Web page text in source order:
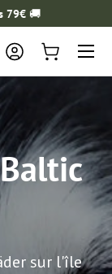
79€ 🚚
Se connecter
Panier
Menu
sur l'île